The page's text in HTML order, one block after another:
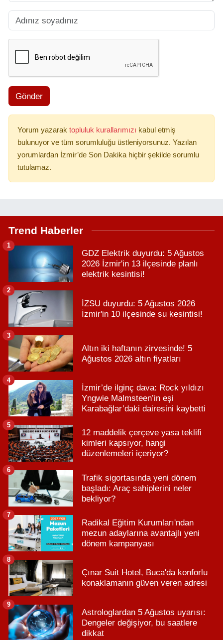
Gönder
Yorum yazarak topluluk kurallarımızı kabul etmiş
bulunuyor ve tüm sorumluluğu üstleniyorsunuz. Yazılan
yorumlardan İzmir’de Son Dakika hiçbir şekilde sorumlu
tutulamaz.
Trend Haberler
GDZ Elektrik duyurdu: 5 Ağustos
2026 İzmir'in 13 ilçesinde planlı
elektrik kesintisi!
1
İZSU duyurdu: 5 Ağustos 2026
İzmir'in 10 ilçesinde su kesintisi!
2
Altın iki haftanın zirvesinde! 5
Ağustos 2026 altın fiyatları
3
İzmir’de ilginç dava: Rock yıldızı
Yngwie Malmsteen’in eşi
Karabağlar’daki dairesini kaybetti
4
12 maddelik çerçeve yasa teklifi
kimleri kapsıyor, hangi
düzenlemeleri içeriyor?
5
Trafik sigortasında yeni dönem
başladı: Araç sahiplerini neler
bekliyor?
6
Radikal Eğitim Kurumları'ndan
mezun adaylarına avantajlı yeni
dönem kampanyası
7
Çınar Suit Hotel, Buca'da konforlu
konaklamanın güven veren adresi
8
Astrologlardan 5 Ağustos uyarısı:
Dengeler değişiyor, bu saatlere
dikkat
9